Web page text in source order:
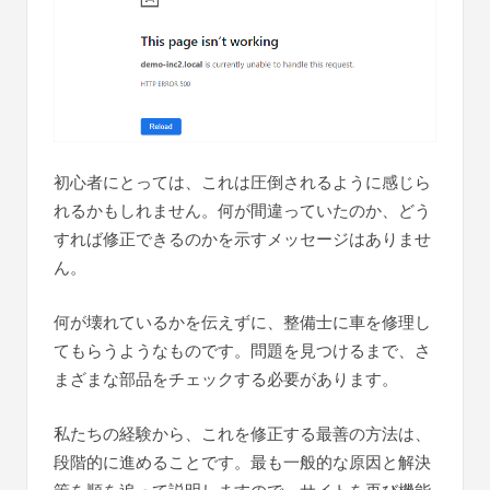
初心者にとっては、これは圧倒されるように感じら
れるかもしれません。何が間違っていたのか、どう
すれば修正できるのかを示すメッセージはありませ
ん。
何が壊れているかを伝えずに、整備士に車を修理し
てもらうようなものです。問題を見つけるまで、さ
まざまな部品をチェックする必要があります。
私たちの経験から、これを修正する最善の方法は、
段階的に進めることです。最も一般的な原因と解決